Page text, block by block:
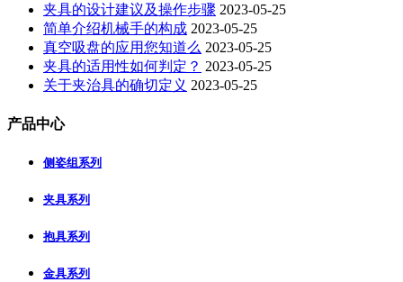
夹具的设计建议及操作步骤 2023-05-25
简单介绍机械手的构成 2023-05-25
真空吸盘的应用您知道么 2023-05-25
夹具的适用性如何判定？ 2023-05-25
关于夹治具的确切定义 2023-05-25
产品中心
侧姿组系列
夹具系列
抱具系列
金具系列